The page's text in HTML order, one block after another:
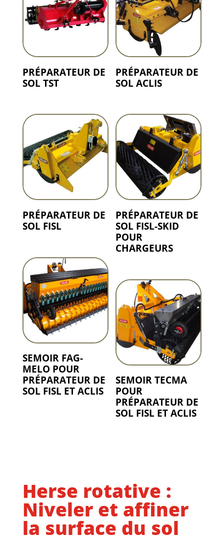
PRÉPARATEUR DE
SOL TST
PRÉPARATEUR DE
SOL ACLIS
PRÉPARATEUR DE
SOL FISL
PRÉPARATEUR DE
SOL FISL-SKID
POUR
CHARGEURS
SEMOIR FAG-
MELO POUR
PRÉPARATEUR DE
SOL FISL ET ACLIS
SEMOIR TECMA
POUR
PRÉPARATEUR DE
SOL FISL ET ACLIS
Herse rotative :
Niveler et affiner
la surface du sol